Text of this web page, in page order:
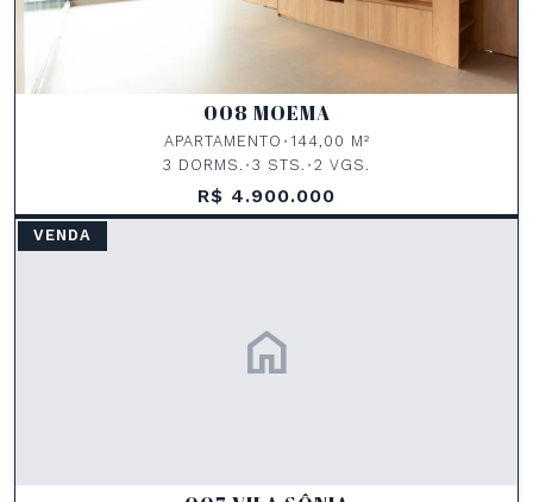
008 MOEMA
APARTAMENTO • 144,00 M²
3 DORMS. • 3 STS. • 2 VGS.
R$ 4.900.000
home
VENDA